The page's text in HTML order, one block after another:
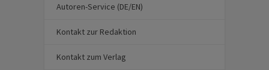
Autoren-Service (DE/EN)
Kontakt zur Redaktion
Kontakt zum Verlag